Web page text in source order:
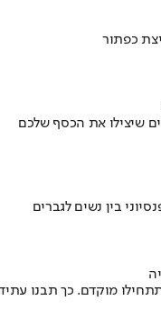
כפתור
שיצילו את הכסף שלכם
בין נשים לגברים
מוקדם. כך תבנו